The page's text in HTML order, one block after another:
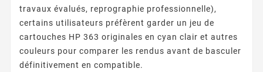
travaux évalués, reprographie professionnelle),
certains utilisateurs préfèrent garder un jeu de
cartouches HP 363 originales en cyan clair et autres
couleurs pour comparer les rendus avant de basculer
définitivement en compatible.